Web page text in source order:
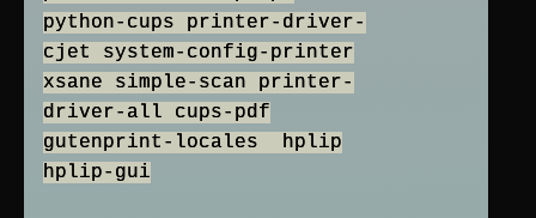
python-cups printer-driver-
cjet system-config-printer
xsane simple-scan printer-
driver-all cups-pdf
gutenprint-locales hplip
hplip-gui